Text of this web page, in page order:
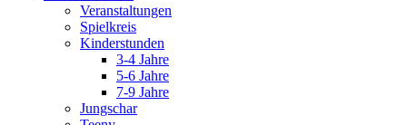
Veranstaltungen
Spielkreis
Kinderstunden
3-4 Jahre
5-6 Jahre
7-9 Jahre
Jungschar